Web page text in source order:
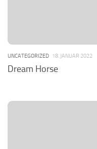
UNCATEGORIZED 18. JANUAR 2022
Dream Horse